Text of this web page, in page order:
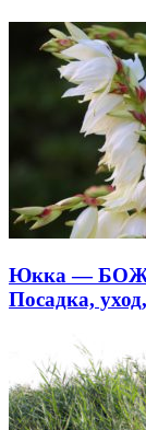
Юкка —
Посадка,